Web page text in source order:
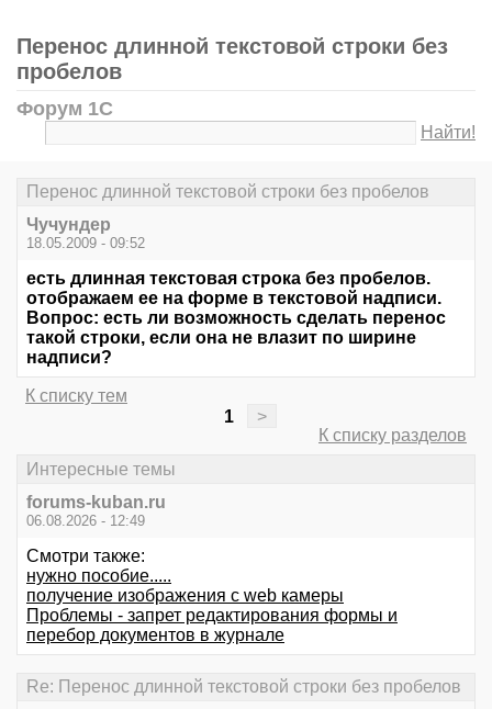
Перенос длинной текстовой строки без
пробелов
Форум 1С
Найти!
Перенос длинной текстовой строки без пробелов
Чучундер
18.05.2009 - 09:52
есть длинная текстовая строка без пробелов.
отображаем ее на форме в текстовой надписи.
Вопрос: есть ли возможность сделать перенос
такой строки, если она не влазит по ширине
надписи?
К списку тем
1
>
К списку разделов
Интересные темы
forums-kuban.ru
06.08.2026 - 12:49
Смотри также:
нужно пособие.....
получение изображения с web камеры
Проблемы - запрет редактирования формы и
перебор документов в журнале
Re: Перенос длинной текстовой строки без пробелов